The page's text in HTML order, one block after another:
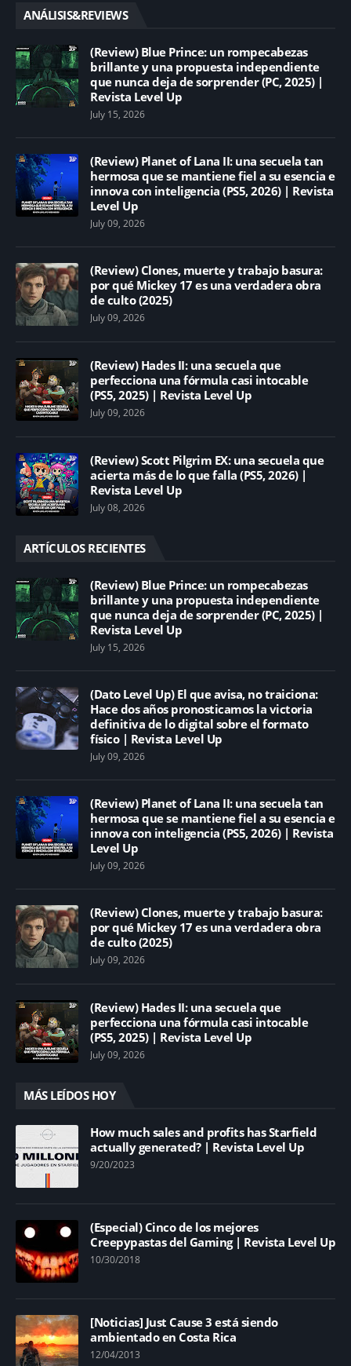
ANÁLISIS&REVIEWS
(Review) Blue Prince: un rompecabezas
brillante y una propuesta independiente
que nunca deja de sorprender (PC, 2025) |
Revista Level Up
July 15, 2026
(Review) Planet of Lana II: una secuela tan
hermosa que se mantiene fiel a su esencia e
innova con inteligencia (PS5, 2026) | Revista
Level Up
July 09, 2026
(Review) Clones, muerte y trabajo basura:
por qué Mickey 17 es una verdadera obra
de culto (2025)
July 09, 2026
(Review) Hades II: una secuela que
perfecciona una fórmula casi intocable
(PS5, 2025) | Revista Level Up
July 09, 2026
(Review) Scott Pilgrim EX: una secuela que
acierta más de lo que falla (PS5, 2026) |
Revista Level Up
July 08, 2026
ARTÍCULOS RECIENTES
(Review) Blue Prince: un rompecabezas
brillante y una propuesta independiente
que nunca deja de sorprender (PC, 2025) |
Revista Level Up
July 15, 2026
(Dato Level Up) El que avisa, no traiciona:
Hace dos años pronosticamos la victoria
definitiva de lo digital sobre el formato
físico | Revista Level Up
July 09, 2026
(Review) Planet of Lana II: una secuela tan
hermosa que se mantiene fiel a su esencia e
innova con inteligencia (PS5, 2026) | Revista
Level Up
July 09, 2026
(Review) Clones, muerte y trabajo basura:
por qué Mickey 17 es una verdadera obra
de culto (2025)
July 09, 2026
(Review) Hades II: una secuela que
perfecciona una fórmula casi intocable
(PS5, 2025) | Revista Level Up
July 09, 2026
MÁS LEÍDOS HOY
How much sales and profits has Starfield
actually generated? | Revista Level Up
9/20/2023
(Especial) Cinco de los mejores
Creepypastas del Gaming | Revista Level Up
10/30/2018
[Noticias] Just Cause 3 está siendo
ambientado en Costa Rica
12/04/2013